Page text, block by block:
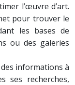
l’œuvre d’art.
pour trouver le
les bases de
ou des galeries
informations à
ses recherches,